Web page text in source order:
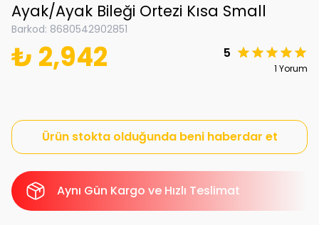
Ayak/Ayak Bileği Ortezi Kısa Small
Barkod: 8680542902851
₺ 2,942 5
1 Yorum
Ürün stokta olduğunda beni haberdar et
Aynı Gün Kargo ve Hızlı Teslimat